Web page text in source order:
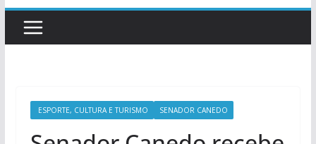
ESPORTE, CULTURA E TURISMO SENADOR CANEDO